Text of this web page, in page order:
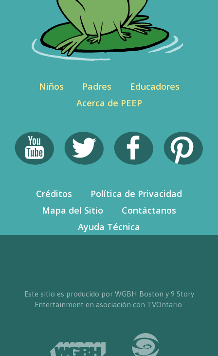
Niños Padres
Educadores
Acerca de PEEP
Créditos
Política de Privacidad
Mapa del Sitio
Contáctanos
Ayuda Técnica
Este sitio es producido por WGBH Boston y 9 Story
Entertainment en asociación con TVOntario.